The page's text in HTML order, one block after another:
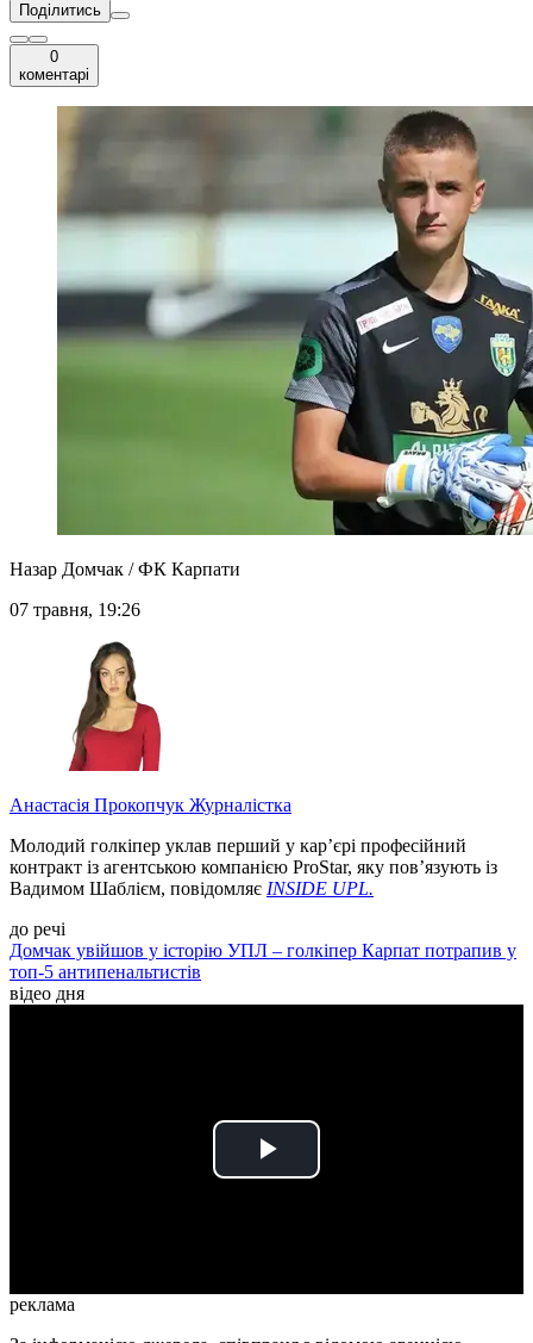
Поділитись
0
коментарі
Назар Домчак / ФК Карпати
07 травня, 19:26
Анастасія Прокопчук Журналістка
Молодий голкіпер уклав перший у кар’єрі професійний
контракт із агентською компанією ProStar, яку пов’язують із
Вадимом Шаблієм, повідомляє INSIDE UPL.
до речі
Домчак увійшов у історію УПЛ – голкіпер Карпат потрапив у
топ-5 антипенальтистів
відео дня
Play
реклама